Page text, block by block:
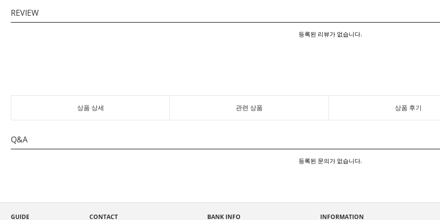
REVIEW
등록된 리뷰가 없습니다.
상품 상세 관련 상품 상품 후기
Q&A
등록된 문의가 없습니다.
GUIDE CONTACT BANK INFO INFORMATION